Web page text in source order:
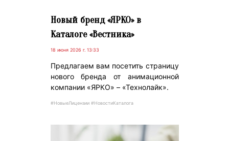
Новый бренд «ЯРКО» в
Каталоге «Вестника»
18 июня 2026 г. 13:33
Предлагаем вам посетить страницу
нового бренда от анимационной
компании «ЯРКО» – «Технолайк».
#НовыеЛицензии #НовостиКаталога